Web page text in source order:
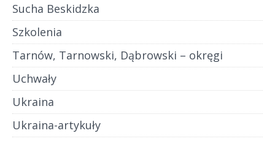
Sucha Beskidzka
Szkolenia
Tarnów, Tarnowski, Dąbrowski – okręgi
Uchwały
Ukraina
Ukraina-artykuły